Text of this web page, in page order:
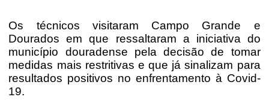
Os técnicos visitaram Campo Grande e
Dourados em que ressaltaram a iniciativa do
município douradense pela decisão de tomar
medidas mais restritivas e que já sinalizam para
resultados positivos no enfrentamento à Covid-
19.